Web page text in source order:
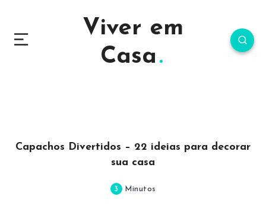
Viver em
Casa
Capachos Divertidos – 22 ideias para decorar
sua casa
3 Minutos